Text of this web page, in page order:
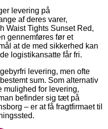
levering på
af deres varer,
Waist Tights Sunset Red,
gennemføres før et
at de med sikkerhed kan
logistikansatte får fri.
levering, men ofte
sum. Som alternativ
mulighed for levering,
befinder sig tæt på
– er at få fragtfirmaet til